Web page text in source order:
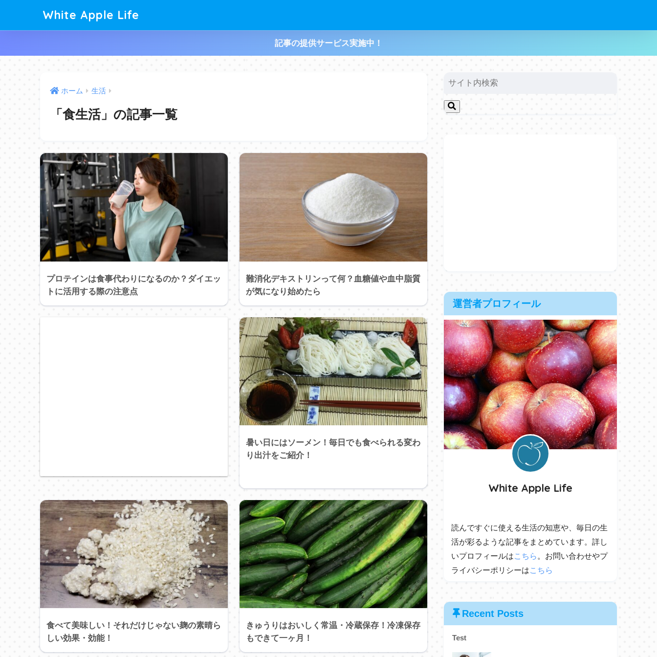
White Apple Life
記事の提供サービス実施中！
ホーム 生活
「食生活」の記事一覧
プロテインは食事代わりになるのか？ダイエッ
トに活用する際の注意点
難消化デキストリンって何？血糖値や血中脂質
が気になり始めたら
暑い日にはソーメン！毎日でも食べられる変わ
り出汁をご紹介！
食べて美味しい！それだけじゃない麹の素晴ら
しい効果・効能！
きゅうりはおいしく常温・冷蔵保存！冷凍保存
もできて一ヶ月！
運営者プロフィール
White Apple Life
読んですぐに使える生活の知恵や、毎日の生
活が彩るような記事をまとめています。詳し
いプロフィールはこちら 。お問い合わせやプ
ライバシーポリシーはこちら
Recent Posts
Test